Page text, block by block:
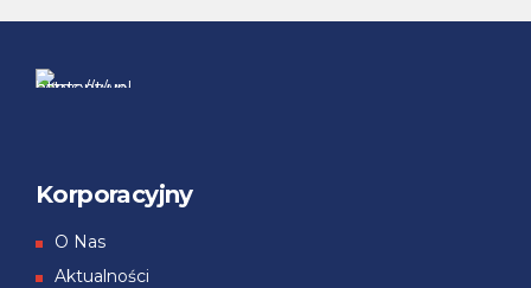
Korporacyjny
О Nas
Aktualności